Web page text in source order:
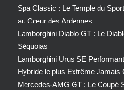
Spa Classic : Le Temple du
au Cœur des Ardennes
Lamborghini Diablo GT : Le
Séquoias
Lamborghini Urus SE
Hybride le plus Extrême Jamais
Mercedes-AMG GT : Le Coupé